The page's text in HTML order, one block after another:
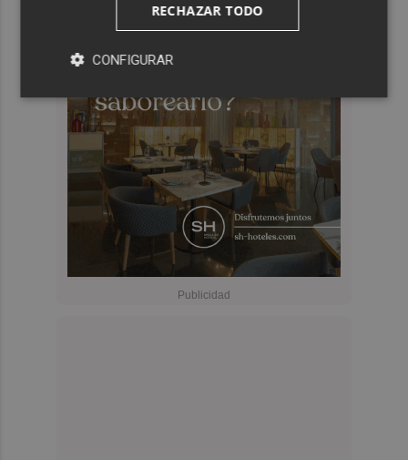
RECHAZAR TODO
CONFIGURAR